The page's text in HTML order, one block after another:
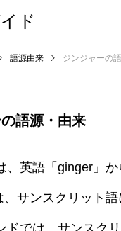
ド
語源由来 ジンジャーの
語源・由来
、英語「ginger」か
、サンスクリット語
ドでは、サンスク